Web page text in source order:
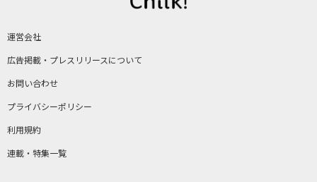
運営会社
広告掲載・プレスリリースについて
お問い合わせ
プライバシーポリシー
利用規約
連載・特集一覧